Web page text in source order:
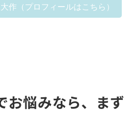
作（プロフィールはこちら）
お悩みなら、まず